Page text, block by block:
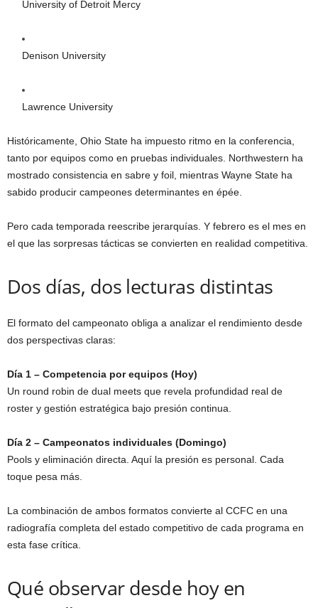
University of Detroit Mercy
Denison University
Lawrence University
Históricamente, Ohio State ha impuesto ritmo en la conferencia,
tanto por equipos como en pruebas individuales. Northwestern ha
mostrado consistencia en sabre y foil, mientras Wayne State ha
sabido producir campeones determinantes en épée.
Pero cada temporada reescribe jerarquías. Y febrero es el mes en
el que las sorpresas tácticas se convierten en realidad competitiva.
Dos días, dos lecturas distintas
El formato del campeonato obliga a analizar el rendimiento desde
dos perspectivas claras:
Día 1 – Competencia por equipos (Hoy)
Un round robin de dual meets que revela profundidad real de
roster y gestión estratégica bajo presión continua.
Día 2 – Campeonatos individuales (Domingo)
Pools y eliminación directa. Aquí la presión es personal. Cada
toque pesa más.
La combinación de ambos formatos convierte al CCFC en una
radiografía completa del estado competitivo de cada programa en
esta fase crítica.
Qué observar desde hoy en